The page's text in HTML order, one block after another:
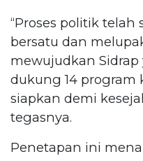
“Proses politik telah
bersatu dan
mewujudkan
dukung 14 program
siapkan demi
tegasnya.
Penetapan ini